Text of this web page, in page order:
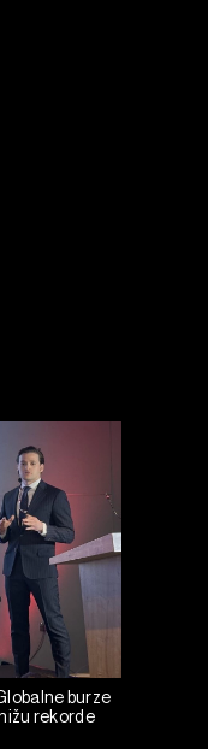
burze
rekorde